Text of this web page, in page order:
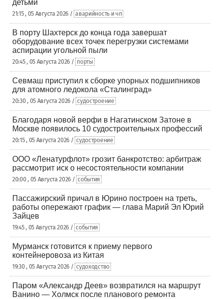
детьми
21:15 , 05 Августа 2026 / аварийность и чп
В порту Шахтерск до конца года завершат
оборудование всех точек перегрузки системами
аспирации угольной пыли
20:45 , 05 Августа 2026 / порты
Севмаш приступил к сборке упорных подшипников
для атомного ледокола «Сталинград»
20:30 , 05 Августа 2026 / судостроение
Благодаря новой верфи в Нагатинском Затоне в
Москве появилось 10 судостроительных профессий
20:15 , 05 Августа 2026 / судостроение
ООО «Ленатурфлот» грозит банкротство: арбитраж
рассмотрит иск о несостоятельности компании
20:00 , 05 Августа 2026 / события
Пассажирский причал в Юрино построен на треть,
работы опережают график — глава Марий Эл Юрий
Зайцев
19:45 , 05 Августа 2026 / события
Мурманск готовится к приему первого
контейнеровоза из Китая
19:30 , 05 Августа 2026 / судоходство
Паром «Александр Деев» возвратился на маршрут
Ванино — Холмск после планового ремонта